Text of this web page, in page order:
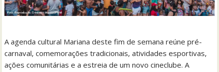
A agenda cultural Mariana deste fim de semana reúne pré-
carnaval, comemorações tradicionais, atividades esportivas,
ações comunitárias e a estreia de um novo cineclube. A